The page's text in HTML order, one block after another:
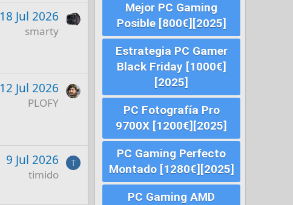
18 Jul 2026
smarty
12 Jul 2026
PLOFY
9 Jul 2026
timido
T
Mejor PC Gaming
Posible [800€][2025]
Estrategia PC Gamer
Black Friday [1000€]
[2025]
PC Fotografía Pro
9700X [1200€][2025]
PC Gaming Perfecto
Montado [1280€][2025]
PC Gaming AMD